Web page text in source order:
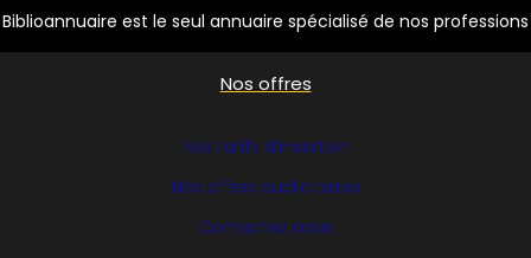
Biblioannuaire est le seul annuaire spécialisé de nos professions
Nos offres
Nos tarifs d’insertion
Nos offres publicitaires
Contactez nous